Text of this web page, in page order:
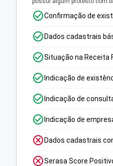
Confirmação de
Dados cadastrais
Situação na Receita
Indicação de
Indicação de
Indicação de
Dados cadastrais
Serasa Score